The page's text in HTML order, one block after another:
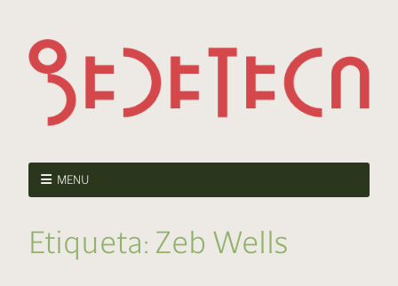
MENU
Etiqueta: Zeb Wells